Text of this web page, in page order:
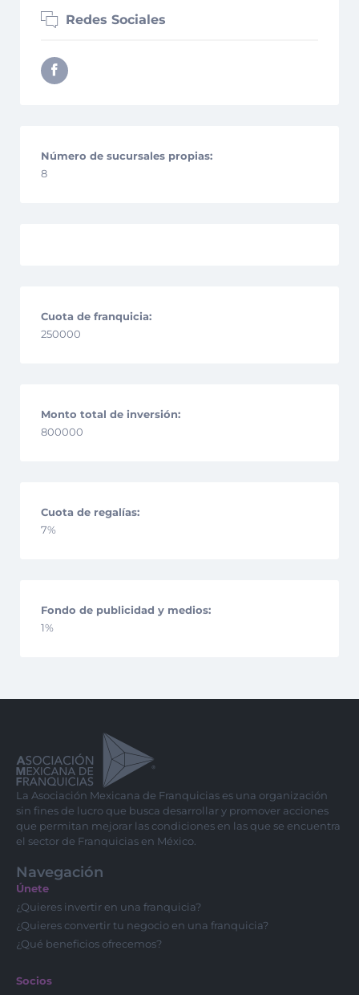
Redes Sociales
Número de sucursales propias:
8
Cuota de franquicia:
250000
Monto total de inversión:
800000
Cuota de regalías:
7%
Fondo de publicidad y medios:
1%
La Asociación Mexicana de Franquicias es una organización
sin fines de lucro que busca desarrollar y promover acciones
que permitan mejorar las condiciones en las que se encuentra
el sector de Franquicias en México.
Navegación
Únete
¿Quieres invertir en una franquicia?
¿Quieres convertir tu negocio en una franquicia?
¿Qué beneficios ofrecemos?
Socios